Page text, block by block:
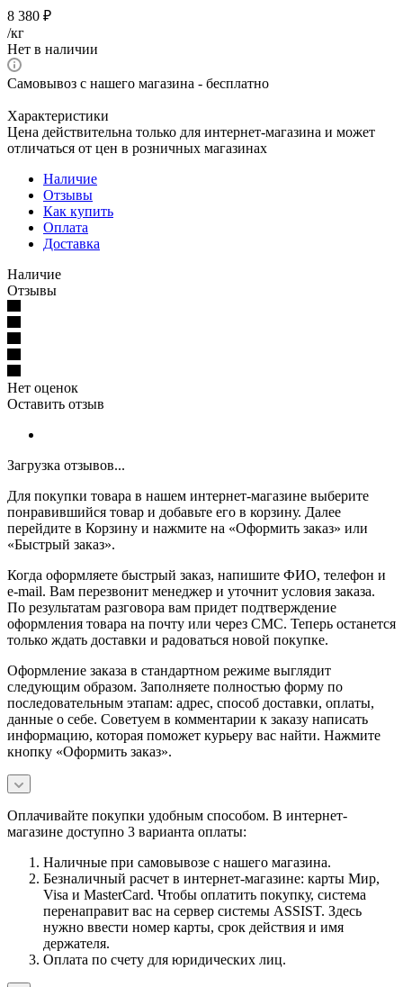
8 380 ₽
/кг
Нет в наличии
Самовывоз с нашего магазина - бесплатно
Характеристики
Цена действительна только для интернет-магазина и может
отличаться от цен в розничных магазинах
Наличие
Отзывы
Как купить
Оплата
Доставка
Наличие
Отзывы
Нет оценок
Оставить отзыв
Загрузка отзывов...
Для покупки товара в нашем интернет-магазине выберите
понравившийся товар и добавьте его в корзину. Далее
перейдите в Корзину и нажмите на «Оформить заказ» или
«Быстрый заказ».
Когда оформляете быстрый заказ, напишите ФИО, телефон и
e-mail. Вам перезвонит менеджер и уточнит условия заказа.
По результатам разговора вам придет подтверждение
оформления товара на почту или через СМС. Теперь останется
только ждать доставки и радоваться новой покупке.
Оформление заказа в стандартном режиме выглядит
следующим образом. Заполняете полностью форму по
последовательным этапам: адрес, способ доставки, оплаты,
данные о себе. Советуем в комментарии к заказу написать
информацию, которая поможет курьеру вас найти. Нажмите
кнопку «Оформить заказ».
Оплачивайте покупки удобным способом. В интернет-
магазине доступно 3 варианта оплаты:
Наличные при самовывозе с нашего магазина.
Безналичный расчет в интернет-магазине: карты Мир,
Visa и MasterCard. Чтобы оплатить покупку, система
перенаправит вас на сервер системы ASSIST. Здесь
нужно ввести номер карты, срок действия и имя
держателя.
Оплата по счету для юридических лиц.